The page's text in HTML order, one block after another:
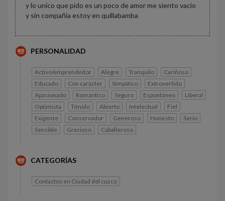
y lo unico que pido es un poco de amor me siento vacio
y sin compañia estoy en quillabamba
PERSONALIDAD
Activo/emprendedor Alegre Tranquilo
Cariñoso
Educado
Con carácter Simpático
Extrovertido
Apasionado
Romántico Seguro Espontáneo
Liberal
Optimista
Tímido Abierto Intelectual
Fiel
Exigente
Conservador Generoso Honesto
Serio
Sensible
Gracioso Caballeroso
CATEGORÍAS
Contactos en Ciudad del cuzco